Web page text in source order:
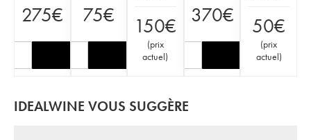
275€ 75€ 150€
(prix
actuel)
370€ 50€
(prix
actuel)
IDEALWINE VOUS SUGGÈRE